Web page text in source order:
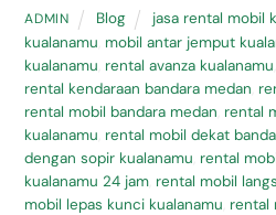
ADMIN Blog jasa rental mobil
kualanamu mobil antar jemput
kualanamu rental avanza kualanamu
rental kendaraan bandara medan
rental mobil bandara medan rental
kualanamu rental mobil dekat
dengan sopir kualanamu rental
kualanamu 24 jam rental mobil
mobil lepas kunci kualanamu rental